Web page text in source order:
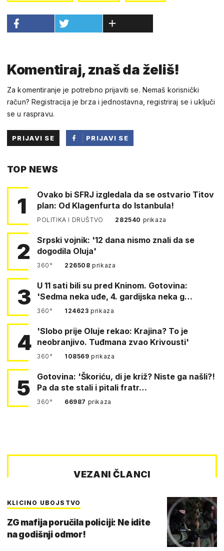
Komentiraj, znaš da želiš!
Za komentiranje je potrebno prijaviti se. Nemaš korisnički
račun? Registracija je brza i jednostavna, registriraj se i uključi
se u raspravu.
PRIJAVI SE
PRIJAVI SE
TOP NEWS
1
Ovako bi SFRJ izgledala da se ostvario Titov
plan: Od Klagenfurta do Istanbula!
POLITIKA I DRUŠTVO 282540 prikaza
2
Srpski vojnik: '12 dana nismo znali da se
dogodila Oluja'
360° 226508prikaza
3
U 11 sati bili su pred Kninom. Gotovina:
'Sedma neka uđe, 4. gardijska neka g…
360° 124623prikaza
4
'Slobo prije Oluje rekao: Krajina? To je
neobranjivo. Tuđmana zvao Krivousti'
360° 108569prikaza
5
Gotovina: 'Škoriću, di je križ? Niste ga našli?!
Pa da ste stali i pitali fratr…
360° 66987 prikaza
VEZANI ČLANCI
KLICINO UBOJSTVO
ZG mafija poručila policiji: Ne idite
na godišnji odmor!